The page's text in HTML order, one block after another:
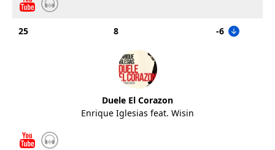
25 8 -6
Duele El Corazon
Enrique Iglesias feat. Wisin